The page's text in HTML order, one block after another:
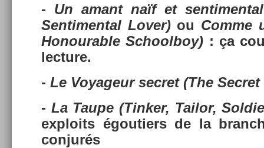
- Un amant naïf et sen­timent­al
Sen­timent­al Lover)ou Comme
Honour­able School­boy) : ça
lec­ture.
- Le Voyageur sec­ret(The
- La Taupe (Tink­er, Tailor,
ex­ploits égouti­ers de la
con­jurés